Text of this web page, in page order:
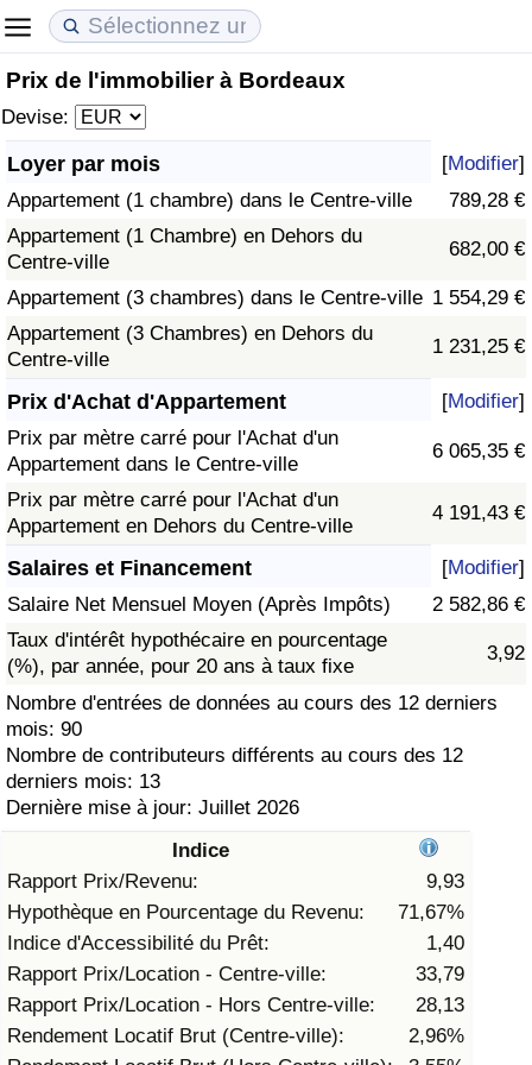
Prix de l'immobilier à Bordeaux
Devise:
Loyer par mois [Modifier]
Appartement (1 chambre) dans le Centre-ville
789,28 €
Appartement (1 Chambre) en Dehors du
Centre-ville
682,00 €
Appartement (3 chambres) dans le Centre-ville 1 554,29 €
Appartement (3 Chambres) en Dehors du
Centre-ville
1 231,25 €
Prix d'Achat d'Appartement [Modifier]
Prix par mètre carré pour l'Achat d'un
Appartement dans le Centre-ville
6 065,35 €
Prix par mètre carré pour l'Achat d'un
Appartement en Dehors du Centre-ville
4 191,43 €
Salaires et Financement [Modifier]
Salaire Net Mensuel Moyen (Après Impôts)
2 582,86 €
Taux d'intérêt hypothécaire en pourcentage
(%), par année, pour 20 ans à taux fixe
3,92
Nombre d'entrées de données au cours des 12 derniers
mois: 90
Nombre de contributeurs différents au cours des 12
derniers mois: 13
Dernière mise à jour: Juillet 2026
Indice
Rapport Prix/Revenu:
9,93
Hypothèque en Pourcentage du Revenu:
71,67%
Indice d'Accessibilité du Prêt:
1,40
Rapport Prix/Location - Centre-ville:
33,79
Rapport Prix/Location - Hors Centre-ville:
28,13
Rendement Locatif Brut (Centre-ville):
2,96%
Coût de la vie
Indice du Coût de la Vie (Actuel)
Indice du Coût de la Vie
Indice du coût de la vie par pays
à Akaba
Prix de l'immobilier
Indice des Prix de l'immobilier (Actuel)
Indice des Prix de l'immobilier
Indice des Prix de l'immobilier par Pays
Qualité de Vie
Indice de Qualité de Vie
Indice de Qualité de Vie (Actuel)
Indice de qualité de vie par pays
Criminalité
Indice de Criminalité (Actuel)
Indice de Criminalité
Indice de criminalité par pays
Soins de santé
Indice des soins de santé (Actuel)
Indice des soins de santé
Indice des soins de santé par Pays
Pollution
Indice de Pollution (Actuel)
Indice de pollution
Indice de Pollution par Pays
Trafic